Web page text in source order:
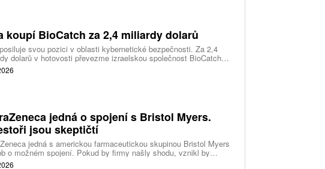
koupí BioCatch za 2,4 miliardy dolarů
svou pozici v oblasti kybernetické bezpečnosti. Za 2,4
dolarů v hotovosti převezme izraelskou společnost BioCatch,
bankám odhalovat podvody podle chování uživatelů při
internetovým bankovnictvím.
jedná o spojení s Bristol Myers.
jsou skeptičtí
jedná s americkou farmaceutickou skupinou Bristol Myers
o možném spojení. Pokud by firmy našly shodu, vznikl by
z největších výrobců léků na světě s hodnotou téměř 400 miliard